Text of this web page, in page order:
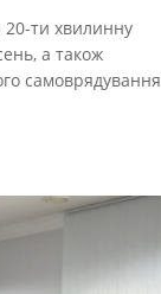
20-ти хвилинну
а також
самоврядування